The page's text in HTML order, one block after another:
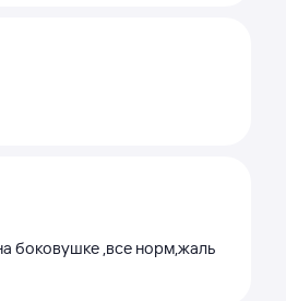
боковушке ,все норм,жаль